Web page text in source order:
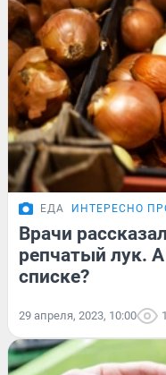
ЕДА ИНТЕРЕСНО
Врачи
репчатый лук.
списке?
29 апреля, 2023, 10:00